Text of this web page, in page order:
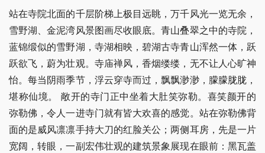
站在寺院北面的千层阶梯上极目远眺，万千风光一览无余，
雪野湖、金泥湾风景图画尽收眼底。青山叠翠之中的寺院，
蓝锦缎似的雪野湖，寺湖相映，碧湖古寺青山浑然一体，跃
跃欲飞，蔚为壮观。寺庙禅风，香烟缕缕，无不让人心旷神
怡。每当阴雨季节，浮云穿寺而过，飘飘渺渺，朦朦胧胧，
堪称仙境。 敞开的寺门正中坐着大肚笑弥勒。喜笑颜开的
弥勒佛，令人一进寺门就有皆大欢喜的感觉。站在弥勒佛背
面的是威风凛凛手持大刀的红脸关公；两侧耳房，先是一片
宽阔，转眼，一副宏伟壮观的建筑景象展现在眼前：黑瓦盖